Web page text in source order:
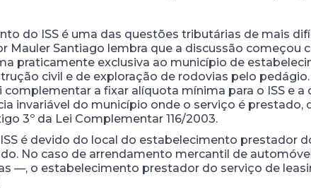
do ISS é uma das questões tributárias de mais
Mauler Santiago lembra que a discussão começou
praticamente exclusiva ao município de
civil e de exploração de rodovias pelo
a fixar alíquota mínima para o ISS e a
invariável do município onde o serviço é prestado,
3º da Lei Complementar 116/2003.
é devido do local do estabelecimento prestador
No caso de arrendamento mercantil de
—, o estabelecimento prestador do serviço de